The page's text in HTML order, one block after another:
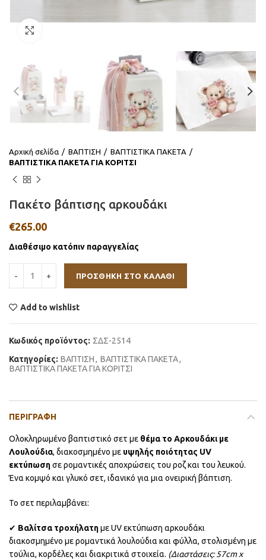
Αρχική σελίδα ΒΑΠΤΙΣΗ
ΒΑΠΤΙΣΤΙΚΑ ΠΑΚΕΤΑ
ΒΑΠΤΙΣΤΙΚΑ ΠΑΚΕΤΑ ΓΙΑ ΚΟΡΙΤΣΙ
Πακέτο βάπτισης αρκουδάκι
€265.00
Διαθέσιμο κατόπιν παραγγελίας
ΠΡΟΣΘΉΚΗ ΣΤΟ ΚΑΛΆΘΙ
Add to wishlist
Κωδικός προϊόντος: ΣΔΣ-2514
Κατηγορίες: ΒΑΠΤΙΣΗ, ΒΑΠΤΙΣΤΙΚΑ ΠΑΚΕΤΑ,
ΒΑΠΤΙΣΤΙΚΑ ΠΑΚΕΤΑ ΓΙΑ ΚΟΡΙΤΣΙ
ΠΕΡΙΓΡΑΦΉ
Ολοκληρωμένο βαπτιστικό σετ με θέμα το Αρκουδάκι με
Λουλούδια, διακοσμημένο με υψηλής ποιότητας UV
εκτύπωσησε ρομαντικές αποχρώσεις του ροζ και του λευκού.
Ένα κομψό και γλυκό σετ, ιδανικό για μια ονειρική βάπτιση.
Το σετ περιλαμβάνει:
✔ Βαλίτσα τροχήλατημε UV εκτύπωση αρκουδάκι
διακοσμημένο με ρομαντικά λουλούδια και φύλλα, στολισμένη με
τούλια, κορδέλες και διακριτικά στοιχεία. (Διαστάσεις: 57cm x